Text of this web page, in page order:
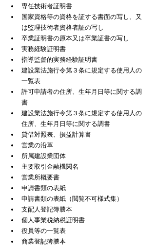
専任技術者証明書
国家資格等の資格を証する書面の写し、又
は監理技術者資格者証の写し
卒業証明書の原本又は卒業証書の写し
実務経験証明書
指導監督的実務経験証明書
建設業法施行令第３条に規定する使用人の
一覧表
許可申請者の住所、生年月日等に関する調
書
建設業法施行令第３条に規定する使用人の
住所、生年月日等に関する調書
貸借対照表、損益計算書
営業の沿革
所属建設業団体
主要取引金融機関名
営業所概要書
申請書類の表紙
申請書類の表紙（閲覧不可様式集）
支配人登記簿謄本
個人事業税納税証明書
役員等の一覧表
商業登記簿謄本